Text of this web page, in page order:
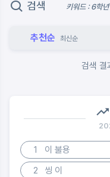
검색 키워드 : 6학
추천순 최신순
검색 결
1
이 불용
2
씽 이